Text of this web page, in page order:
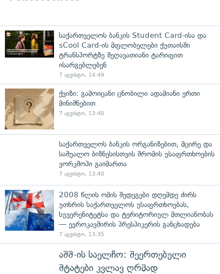
საქართველოს ბანკის Student Card-ისა და
sCool Card-ის მფლობელები ქუთაისში
ტრანსპორტზე შეღავათიანი ტარიფით
ისარგებლებენ
7 აგვისტო, 14:49
ქვიზი: გამოიცანი ცნობილი ადამიანი ერთი
მინიშნებით
7 აგვისტო, 13:40
საქართველოს ბანკის ორგანიზებით, მცირე და
საშუალო ბიზნესისთვის შრომის უსაფრთხოების
ვორკშოპი გაიმართა
7 აგვისტო, 13:40
2008 წლის ომის შედეგები დღემდე ძირს
უთხრის საქართველოს უსაფრთხოებას,
სუვერენიტეტსა და ტერიტორიულ მთლიანობას
— ევროკავშირის პრესპიკერის განცხადება
7 აგვისტო, 13:35
აშშ-ის საელჩო: შეერთებული
შტატები კვლავ ღრმად